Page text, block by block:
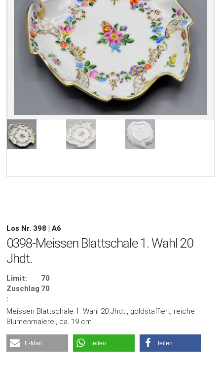
Los Nr. 398 | A6
0398-Meissen Blattschale 1. Wahl 20
Jhdt.
Limit:
70
Zuschlag
:
70
Meissen Blattschale 1. Wahl 20 Jhdt., goldstaffiert, reiche
Blumenmalerei, ca. 19 cm
E-Mail teilen teilen